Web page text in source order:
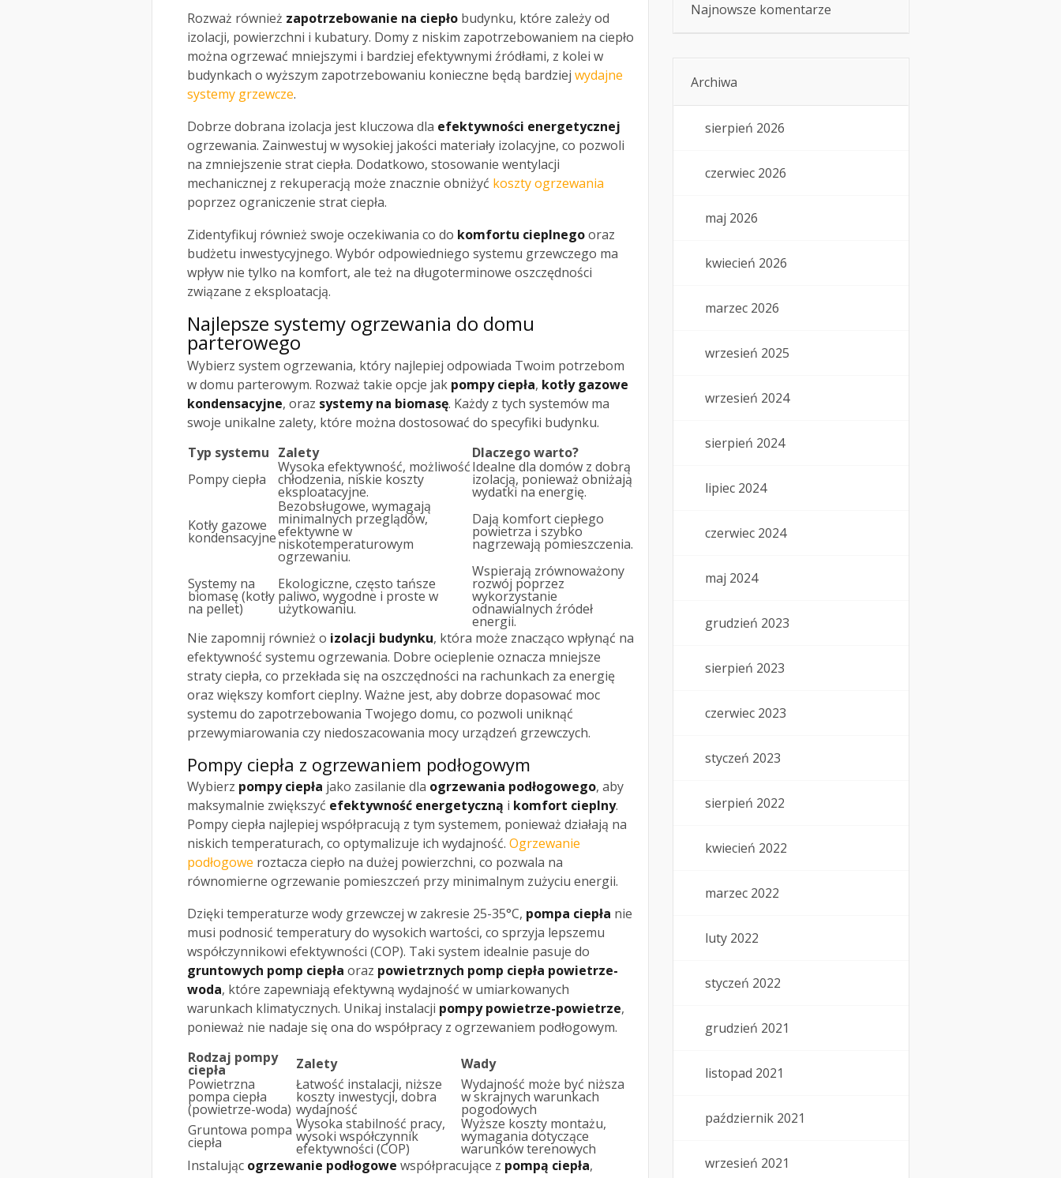
Rozważ również zapotrzebowanie na ciepło budynku, które zależy od
izolacji, powierzchni i kubatury. Domy z niskim zapotrzebowaniem na ciepło
można ogrzewać mniejszymi i bardziej efektywnymi źródłami, z kolei w
budynkach o wyższym zapotrzebowaniu konieczne będą bardziej wydajne
systemy grzewcze.
Dobrze dobrana izolacja jest kluczowa dla efektywności energetycznej
ogrzewania. Zainwestuj w wysokiej jakości materiały izolacyjne, co pozwoli
na zmniejszenie strat ciepła. Dodatkowo, stosowanie wentylacji
mechanicznej z rekuperacją może znacznie obniżyć koszty ogrzewania
poprzez ograniczenie strat ciepła.
Zidentyfikuj również swoje oczekiwania co do komfortu cieplnegooraz
budżetu inwestycyjnego. Wybór odpowiedniego systemu grzewczego ma
wpływ nie tylko na komfort, ale też na długoterminowe oszczędności
związane z eksploatacją.
Najlepsze systemy ogrzewania do domu
parterowego
Wybierz system ogrzewania, który najlepiej odpowiada Twoim potrzebom
w domu parterowym. Rozważ takie opcje jak pompy ciepła, kotły gazowe
kondensacyjne, oraz systemy na biomasę. Każdy z tych systemów ma
swoje unikalne zalety, które można dostosować do specyfiki budynku.
Typ systemu Zalety
Dlaczego warto?
Pompy ciepła
Wysoka efektywność, możliwość
chłodzenia, niskie koszty
eksploatacyjne.
Idealne dla domów z dobrą
izolacją, ponieważ obniżają
wydatki na energię.
Kotły gazowe
kondensacyjne
Bezobsługowe, wymagają
minimalnych przeglądów,
efektywne w
niskotemperaturowym
ogrzewaniu.
Dają komfort ciepłego
powietrza i szybko
nagrzewają pomieszczenia.
Systemy na
biomasę (kotły
na pellet)
Ekologiczne, często tańsze
paliwo, wygodne i proste w
użytkowaniu.
Wspierają zrównoważony
rozwój poprzez
wykorzystanie
odnawialnych źródeł
energii.
Nie zapomnij również o izolacji budynku, która może znacząco wpłynąć na
efektywność systemu ogrzewania. Dobre ocieplenie oznacza mniejsze
straty ciepła, co przekłada się na oszczędności na rachunkach za energię
oraz większy komfort cieplny. Ważne jest, aby dobrze dopasować moc
systemu do zapotrzebowania Twojego domu, co pozwoli uniknąć
przewymiarowania czy niedoszacowania mocy urządzeń grzewczych.
Pompy ciepła z ogrzewaniem podłogowym
Wybierz pompy ciepła jako zasilanie dla ogrzewania podłogowego, aby
maksymalnie zwiększyć efektywność energetyczną i komfort cieplny.
Pompy ciepła najlepiej współpracują z tym systemem, ponieważ działają na
niskich temperaturach, co optymalizuje ich wydajność. Ogrzewanie
podłogowe roztacza ciepło na dużej powierzchni, co pozwala na
równomierne ogrzewanie pomieszczeń przy minimalnym zużyciu energii.
Dzięki temperaturze wody grzewczej w zakresie 25-35°C, pompa ciepła nie
musi podnosić temperatury do wysokich wartości, co sprzyja lepszemu
współczynnikowi efektywności (COP). Taki system idealnie pasuje do
gruntowych pomp ciepła oraz powietrznych pomp ciepła powietrze-
woda, które zapewniają efektywną wydajność w umiarkowanych
warunkach klimatycznych. Unikaj instalacji pompy powietrze-powietrze,
ponieważ nie nadaje się ona do współpracy z ogrzewaniem podłogowym.
Rodzaj pompy
ciepła Zalety
Wady
Powietrzna
pompa ciepła
(powietrze-woda)
Łatwość instalacji, niższe
koszty inwestycji, dobra
wydajność
Wydajność może być niższa
w skrajnych warunkach
pogodowych
Gruntowa pompa
ciepła
Wysoka stabilność pracy,
wysoki współczynnik
efektywności (COP)
Wyższe koszty montażu,
wymagania dotyczące
warunków terenowych
Instalując ogrzewanie podłogowe współpracujące z pompą ciepła,
Najnowsze komentarze
Archiwa
sierpień 2026
czerwiec 2026
maj 2026
kwiecień 2026
marzec 2026
wrzesień 2025
wrzesień 2024
sierpień 2024
lipiec 2024
czerwiec 2024
maj 2024
grudzień 2023
sierpień 2023
czerwiec 2023
styczeń 2023
sierpień 2022
kwiecień 2022
marzec 2022
luty 2022
styczeń 2022
grudzień 2021
listopad 2021
październik 2021
wrzesień 2021